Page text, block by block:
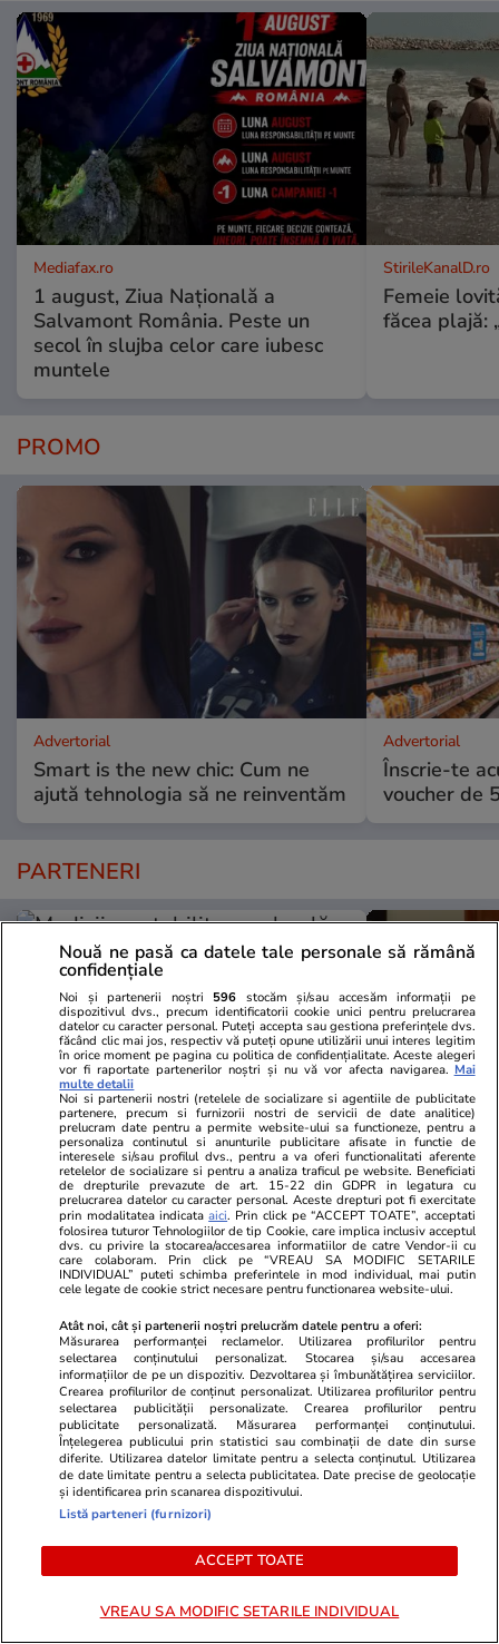
Mediafax.ro
1 august, Ziua Națională a
Salvamont România. Peste un
secol în slujba celor care iubesc
muntele
StirileKanalD.ro
Femeie
făcea plajă:
PROMO
Advertorial
Smart is the new chic: Cum ne
ajută tehnologia să ne reinventăm
Advertorial
Înscrie-te
voucher de
PARTENERI
Wowbiz.ro
Medicii au stabilit cu ce boală se
confruntă, de fapt, Miruna!
Adolescenta în vârstă de 18 ani
se află în stare gravă, după ce a
contractat o bacterie pe litoral
Redactia.ro
De ce a
lucru
timp ce era
POLITIC
Politică 10:58
Drept la replică. AUR arată cu
degetul spre Parlament pentru
nepublicarea nici la cerere a
Nouă ne pasă ca datele tale personale să rămână
confidențiale
Noi și partenerii noștri 596 stocăm și/sau accesăm informații pe
dispozitivul dvs., precum identificatorii cookie unici pentru prelucrarea
datelor cu caracter personal. Puteți accepta sau gestiona preferințele dvs.
făcând clic mai jos, respectiv vă puteți opune utilizării unui interes legitim
în orice moment pe pagina cu politica de confidențialitate. Aceste alegeri
vor fi raportate partenerilor noștri și nu vă vor afecta navigarea. Mai
multe detalii
Noi si partenerii nostri (retelele de socializare si agentiile de publicitate
partenere, precum si furnizorii nostri de servicii de date analitice)
prelucram date pentru a permite website-ului sa functioneze, pentru a
personaliza continutul si anunturile publicitare afisate in functie de
interesele si/sau profilul dvs., pentru a va oferi functionalitati aferente
retelelor de socializare si pentru a analiza traficul pe website. Beneficiati
de drepturile prevazute de art. 15-22 din GDPR in legatura cu
prelucrarea datelor cu caracter personal. Aceste drepturi pot fi exercitate
prin modalitatea indicataaici. Prin click pe “ACCEPT TOATE”, acceptati
folosirea tuturor Tehnologiilor de tip Cookie, care implica inclusiv acceptul
dvs. cu privire la stocarea/accesarea informatiilor de catre Vendor-ii cu
care colaboram. Prin click pe “VREAU SA MODIFIC SETARILE
INDIVIDUAL” puteti schimba preferintele in mod individual, mai putin
cele legate de cookie strict necesare pentru functionarea website-ului.
Atât noi, cât și partenerii noștri prelucrăm datele pentru a oferi:
Măsurarea performanței reclamelor. Utilizarea profilurilor pentru
selectarea conținutului personalizat. Stocarea și/sau accesarea
informațiilor de pe un dispozitiv. Dezvoltarea și îmbunătățirea serviciilor.
Crearea profilurilor de conținut personalizat. Utilizarea profilurilor pentru
selectarea publicității personalizate. Crearea profilurilor pentru
publicitate personalizată. Măsurarea performanței conținutului.
Înțelegerea publicului prin statistici sau combinații de date din surse
diferite. Utilizarea datelor limitate pentru a selecta conținutul. Utilizarea
de date limitate pentru a selecta publicitatea. Date precise de geolocație
și identificarea prin scanarea dispozitivului.
Listă parteneri (furnizori)
ACCEPT TOATE
VREAU SA MODIFIC SETARILE INDIVIDUAL